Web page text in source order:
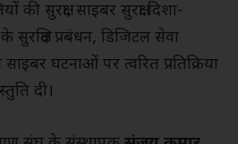
की सुरक्षा, साइबर सुरक्षा दिशा-
सुरक्षित प्रबंधन, डिजिटल सेवा
घटनाओं पर त्वरित प्रतिक्रिया
दी।